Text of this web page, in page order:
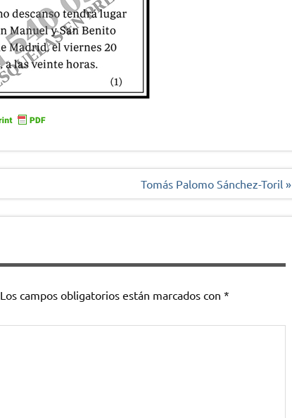
Tomás Palomo Sánchez-Toril »
Los campos obligatorios están marcados con *